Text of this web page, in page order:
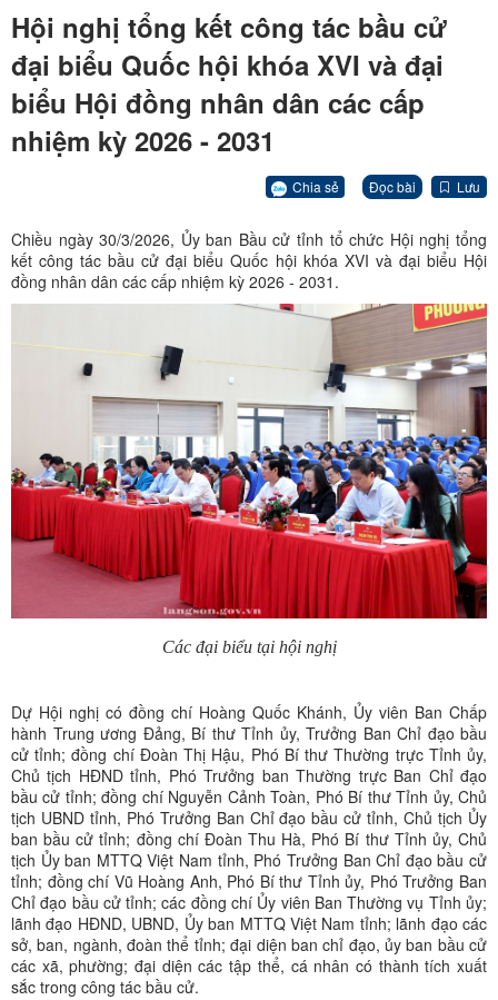
Hội nghị tổng kết công tác bầu cử
đại biểu Quốc hội khóa XVI và đại
biểu Hội đồng nhân dân các cấp
nhiệm kỳ 2026 - 2031
Chia sẻ Đọc bài Lưu
Chiều ngày 30/3/2026, Ủy ban Bầu cử tỉnh tổ chức Hội nghị tổng
kết công tác bầu cử đại biểu Quốc hội khóa XVI và đại biểu Hội
đồng nhân dân các cấp nhiệm kỳ 2026 - 2031.
Các đại biểu tại hội nghị
Dự Hội nghị có đồng chí Hoàng Quốc Khánh, Ủy viên Ban Chấp
hành Trung ương Đảng, Bí thư Tỉnh ủy, Trưởng Ban Chỉ đạo bầu
cử tỉnh; đồng chí Đoàn Thị Hậu, Phó Bí thư Thường trực Tỉnh ủy,
Chủ tịch HĐND tỉnh, Phó Trưởng ban Thường trực Ban Chỉ đạo
bầu cử tỉnh; đồng chí Nguyễn Cảnh Toàn, Phó Bí thư Tỉnh ủy, Chủ
tịch UBND tỉnh, Phó Trưởng Ban Chỉ đạo bầu cử tỉnh, Chủ tịch Ủy
ban bầu cử tỉnh; đồng chí Đoàn Thu Hà, Phó Bí thư Tỉnh ủy, Chủ
tịch Ủy ban MTTQ Việt Nam tỉnh, Phó Trưởng Ban Chỉ đạo bầu cử
tỉnh; đồng chí Vũ Hoàng Anh, Phó Bí thư Tỉnh ủy, Phó Trưởng Ban
Chỉ đạo bầu cử tỉnh; các đồng chí Ủy viên Ban Thường vụ Tỉnh ủy;
lãnh đạo HĐND, UBND, Ủy ban MTTQ Việt Nam tỉnh; lãnh đạo các
sở, ban, ngành, đoàn thể tỉnh; đại diện ban chỉ đạo, ủy ban bầu cử
các xã, phường; đại diện các tập thể, cá nhân có thành tích xuất
sắc trong công tác bầu cử.